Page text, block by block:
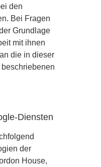
den
Bei Fragen
Grundlage
mit ihnen
die in dieser
Diensten
der
House,